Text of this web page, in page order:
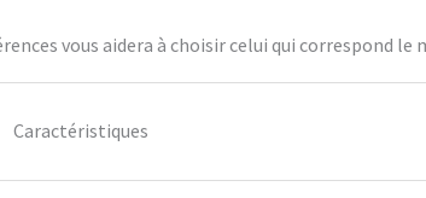
vous aidera à choisir celui qui correspond le
Caractéristiques